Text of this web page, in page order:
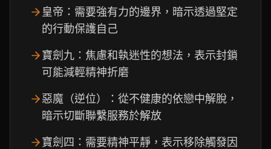
皇帝：需要強有力的邊界，暗示透過堅定
的行動保護自己
寶劍九：焦慮和執迷性的想法，表示封鎖
可能減輕精神折磨
惡魔（逆位）：從不健康的依戀中解脫，
暗示切斷聯繫服務於解放
寶劍四：需要精神平靜，表示移除觸發因